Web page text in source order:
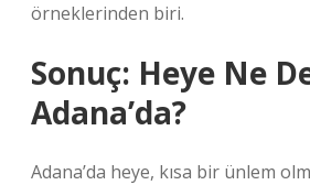
örneklerinden biri.
Sonuç: Heye Ne
Adana’da?
Adana’da heye, kısa bir ünlem